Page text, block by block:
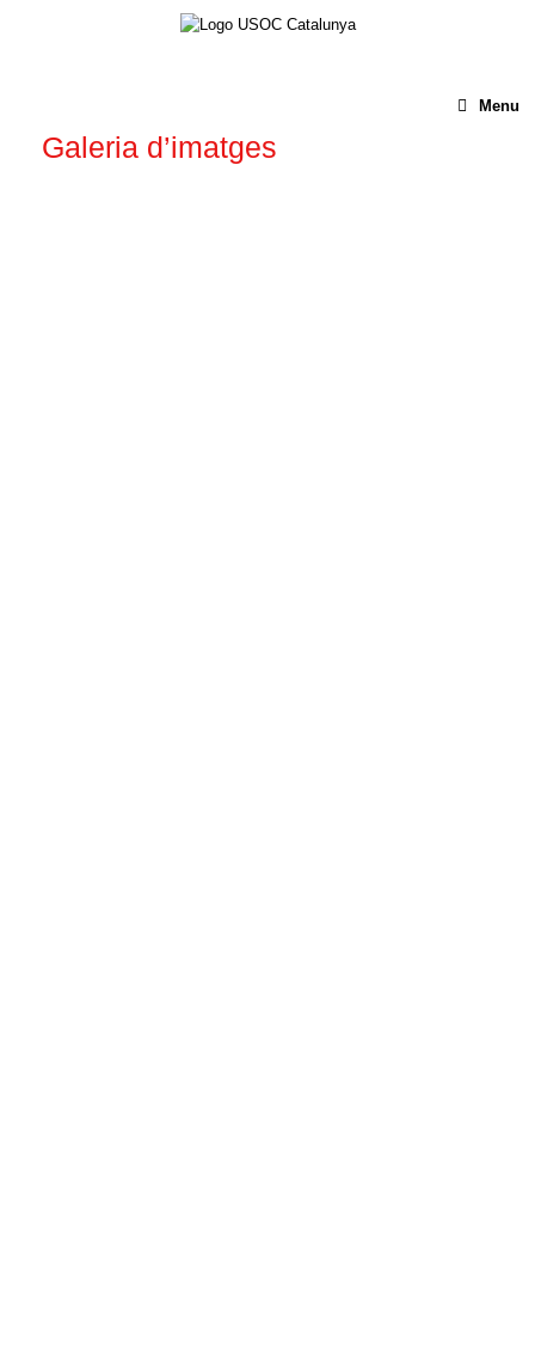
Menu
Galeria d’imatges